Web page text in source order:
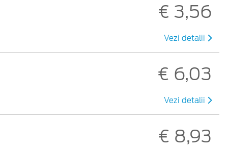
€ 3,56
Vezi detalii
€ 6,03
Vezi detalii
€ 8,93